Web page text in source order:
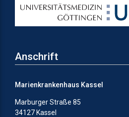
Anschrift
Marienkrankenhaus Kassel
Marburger Straße 85
34127 Kassel